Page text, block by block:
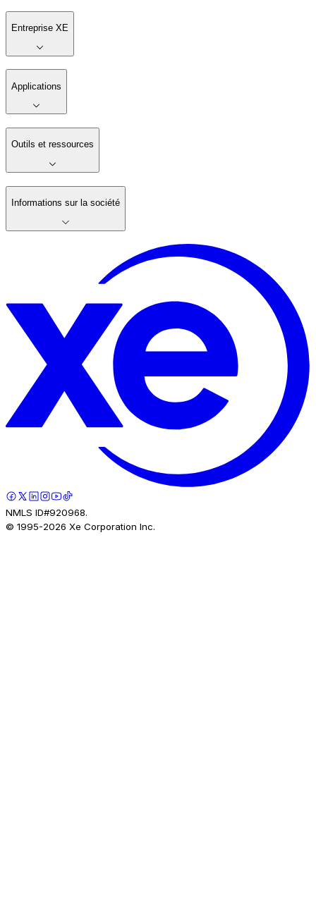
Entreprise XE
Applications
Outils et ressources
Informations sur la société
NMLS ID#920968.
© 1995-2026 Xe Corporation Inc.